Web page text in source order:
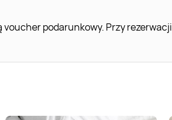
voucher podarunkowy. Przy rezerwacji